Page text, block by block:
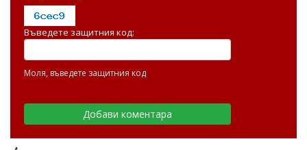
Въведете защитния код:
Моля, въведете защитния код